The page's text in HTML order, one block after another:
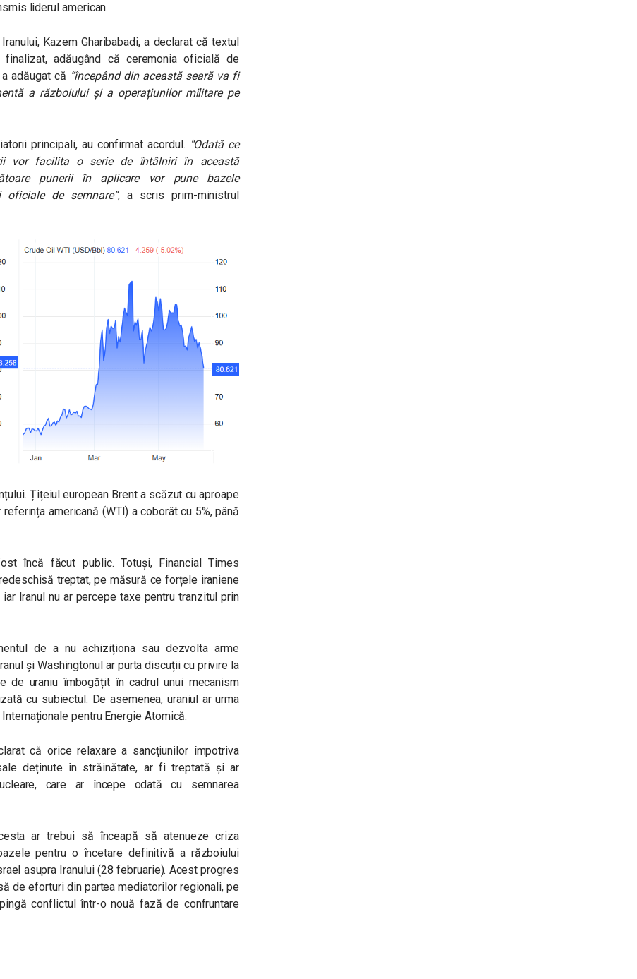
liderul american.
Kazem Gharibabadi, a declarat că textul
adăugând că ceremonia oficială de
adăugat că “începând din această seară va fi
a războiului și a operațiunilor militare pe
principali, au confirmat acordul. “Odată ce
vor facilita o serie de întâlniri în această
punerii în aplicare vor pune bazele
oficiale de semnare”, a scris prim-ministrul
Țițeiul european Brent a scăzut cu aproape
americană (WTI) a coborât cu 5%, până
încă făcut public. Totuși, Financial Times
treptat, pe măsură ce forțele iraniene
Iranul nu ar percepe taxe pentru tranzitul prin
de a nu achiziționa sau dezvolta arme
și Washingtonul ar purta discuții cu privire la
de uraniu îmbogățit în cadrul unui mecanism
cu subiectul. De asemenea, uraniul ar urma
pentru Energie Atomică.
că orice relaxare a sancțiunilor împotriva
deținute în străinătate, ar fi treptată și ar
care ar începe odată cu semnarea
ar trebui să înceapă să atenueze criza
pentru o încetare definitivă a războiului
asupra Iranului (28 februarie). Acest progres
de eforturi din partea mediatorilor regionali, pe
conflictul într-o nouă fază de confruntare